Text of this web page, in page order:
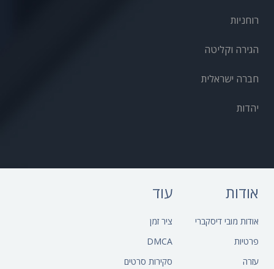
רוחניות
הגירה וקליטה
חברה ישראלית
יהדות
אודות
אודות מובי דיסקברי
פרטיות
עזרה
עוד
ציר זמן
DMCA
סקירות סרטים